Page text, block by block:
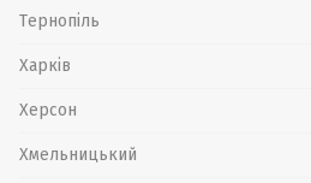
Тернопіль
Харків
Херсон
Хмельницький